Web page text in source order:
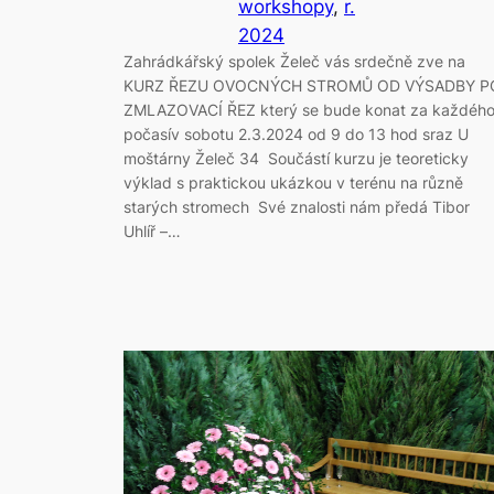
workshopy, r.
2024
Zahrádkářský spolek Želeč vás srdečně zve na
KURZ ŘEZU OVOCNÝCH STROMŮ OD VÝSADBY
ZMLAZOVACÍ ŘEZ který se bude konat za každého
počasív sobotu 2.3.2024 od 9 do 13 hod sraz U
moštárny Želeč 34 Součástí kurzu je teoreticky
výklad s praktickou ukázkou v terénu na různě
starých stromech Své znalosti nám předá Tibor
Uhlíř –…